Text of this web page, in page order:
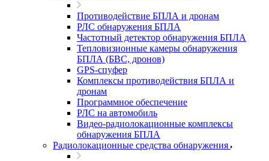
Противодействие БПЛА и дронам
РЛС обнаружения БПЛА
Частотный детектор обнаружения БПЛА
Тепловизионные камеры обнаружения
БПЛА (БВС, дронов)
GPS-спуфер
Комплексы противодействия БПЛА и
дронам
Программное обеспечение
РЛС на автомобиль
Видео-радиолокационные комплексы
обнаружения БПЛА
Радиолокационные средства обнаружения